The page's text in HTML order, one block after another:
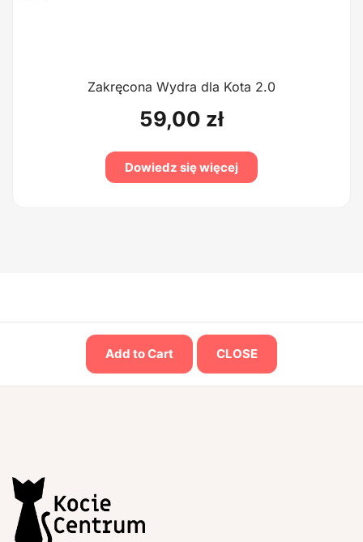
Zakręcona Wydra dla Kota 2.0
59,00 zł
Dowiedz się więcej
Add to Cart CLOSE